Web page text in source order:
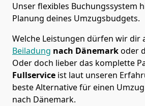
Unser flexibles Buchungssystem
Planung deines Umzugsbudgets.
Welche Leistungen dürfen wir dir
Beiladung nach Dänemarkoder
Oder doch lieber das komplette
Fullservice ist laut unseren
beste Alternative für einen
nach Dänemark.